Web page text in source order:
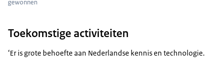
gewonnen
Toekomstige activiteiten
‘Er is grote behoefte aan Nederlandse kennis en technologie.